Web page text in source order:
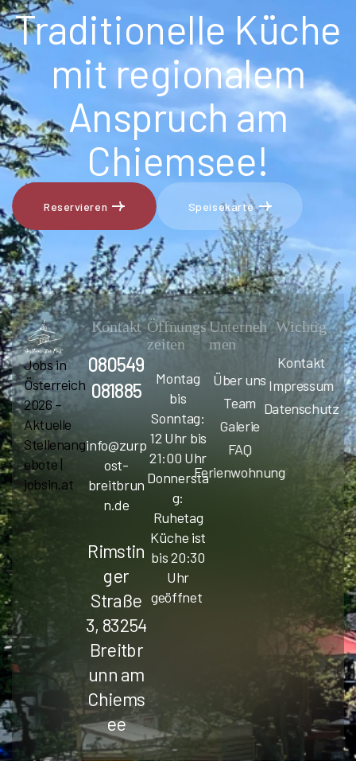
Traditionelle Küche
mit regionalem
Anspruch am
Chiemsee!
Reservieren
Reservieren
Speisekarte
Speisekarte
Jobs in
Österreich
2026 –
Aktuelle
Stellenang
ebote |
jobsin.at
Kontakt
080549
081885
info@zurp
ost-
breitbrun
n.de
Rimstin
ger
Straße
3, 83254
Breitbr
unn am
Chiems
ee
Öffnungs
zeiten
Montag
bis
Sonntag:
12 Uhr bis
21:00 Uhr
Donnersta
g:
Ruhetag
Küche ist
bis 20:30
Uhr
geöffnet
Unterneh
men
Über uns
Team
Galerie
FAQ
Ferienwohnung
Wichtig
Kontakt
Impressum
Datenschutz